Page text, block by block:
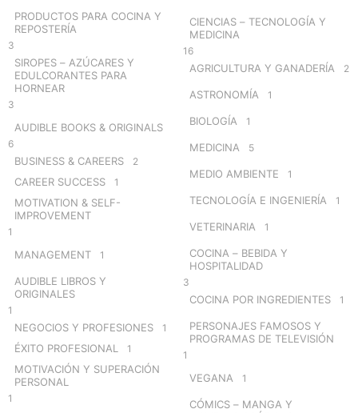
PRODUCTOS PARA COCINA Y
REPOSTERÍA
3
SIROPES – AZÚCARES Y
EDULCORANTES PARA
HORNEAR
3
AUDIBLE BOOKS & ORIGINALS
6
BUSINESS & CAREERS 2
CAREER SUCCESS 1
MOTIVATION & SELF-
IMPROVEMENT
1
MANAGEMENT 1
AUDIBLE LIBROS Y
ORIGINALES
1
NEGOCIOS Y PROFESIONES 1
ÉXITO PROFESIONAL 1
MOTIVACIÓN Y SUPERACIÓN
PERSONAL
1
CIENCIAS – TECNOLOGÍA Y
MEDICINA
16
AGRICULTURA Y GANADERÍA 2
ASTRONOMÍA 1
BIOLOGÍA 1
MEDICINA 5
MEDIO AMBIENTE 1
TECNOLOGÍA E INGENIERÍA 1
VETERINARIA 1
COCINA – BEBIDA Y
HOSPITALIDAD
3
COCINA POR INGREDIENTES 1
PERSONAJES FAMOSOS Y
PROGRAMAS DE TELEVISIÓN
1
VEGANA 1
CÓMICS – MANGA Y